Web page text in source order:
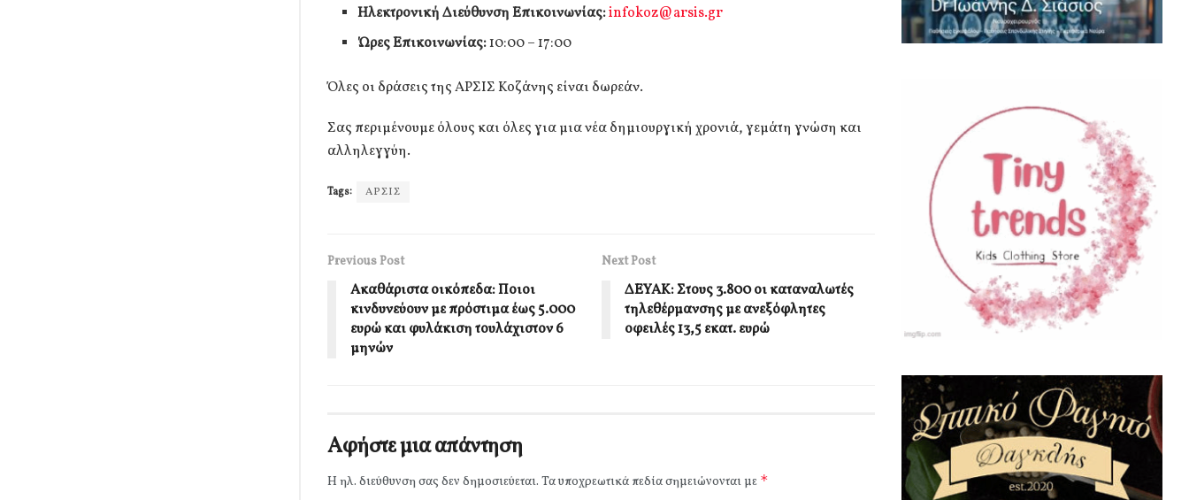
Ηλεκτρονική Διεύθυνση Επικοινωνίας:infokoz@arsis.gr
Ώρες Επικοινωνίας:10:00 – 17:00
Όλες οι δράσεις της ΑΡΣΙΣ Κοζάνης είναι δωρεάν.
Σας περιμένουμε όλους και όλες για μια νέα δημιουργική χρονιά, γεμάτη γνώση και
αλληλεγγύη.
Tags: ΑΡΣΙΣ
Previous Post
Ακαθάριστα οικόπεδα: Ποιοι
κινδυνεύουν με πρόστιμα έως 5.000
ευρώ και φυλάκιση τουλάχιστον 6
μηνών
Next Post
ΔΕΥΑΚ: Στους 3.800 οι καταναλωτές
τηλεθέρμανσης με ανεξόφλητες
οφειλές 13,5 εκατ. ευρώ
Αφήστε μια απάντηση
Η ηλ. διεύθυνση σας δεν δημοσιεύεται. Τα υποχρεωτικά πεδία σημειώνονται με *